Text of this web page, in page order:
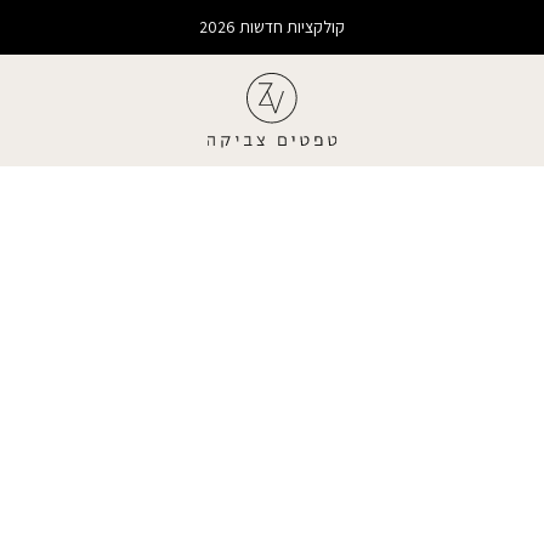
קולקציות חדשות 2026